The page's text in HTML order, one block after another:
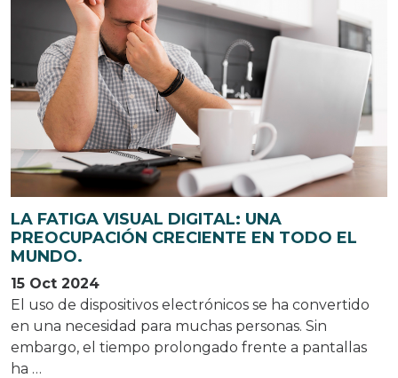
LA FATIGA VISUAL DIGITAL: UNA
PREOCUPACIÓN CRECIENTE EN TODO EL
MUNDO.
15 Oct 2024
El uso de dispositivos electrónicos se ha convertido
en una necesidad para muchas personas. Sin
embargo, el tiempo prolongado frente a pantallas
ha …